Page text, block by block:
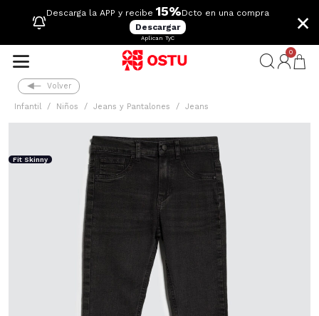
Descarga la APP y recibe 15%Dcto en una compra
Descargar
Aplican TyC
×
0
Volver
Infantil Niños Jeans y Pantalones Jeans
Fit Skinny